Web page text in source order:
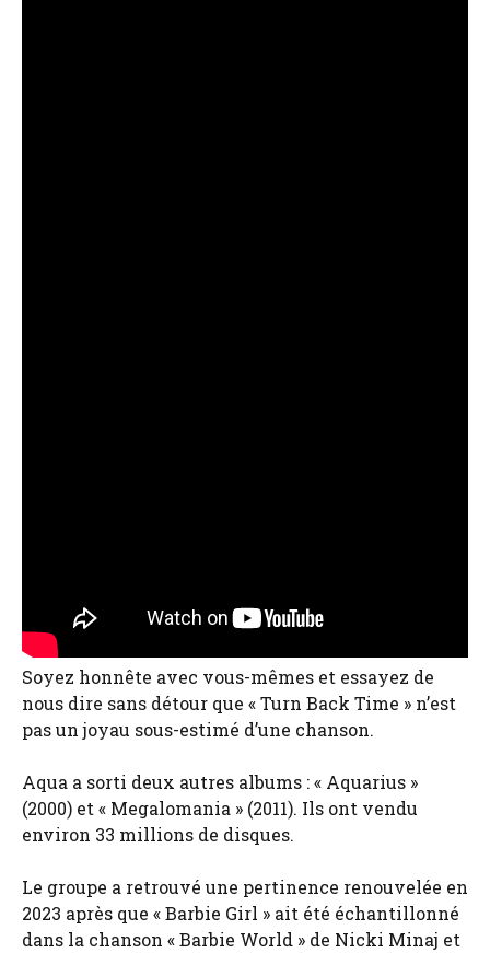
Soyez honnête avec vous-mêmes et essayez de
nous dire sans détour que « Turn Back Time » n’est
pas un joyau sous-estimé d’une chanson.
Aqua a sorti deux autres albums : « Aquarius »
(2000) et « Megalomania » (2011). Ils ont vendu
environ 33 millions de disques.
Le groupe a retrouvé une pertinence renouvelée en
2023 après que « Barbie Girl » ait été échantillonné
dans la chanson « Barbie World » de Nicki Minaj et